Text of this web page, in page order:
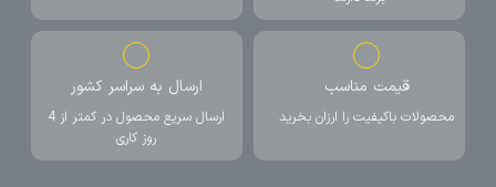
قیمت مناسب
محصولات باکیفیت را ارزان بخرید
ارسال به سراسر کشور
ارسال سریع محصول در کمتر از 4
روز کاری